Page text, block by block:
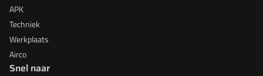
APK
Techniek
Werkplaats
Airco
Snel naar